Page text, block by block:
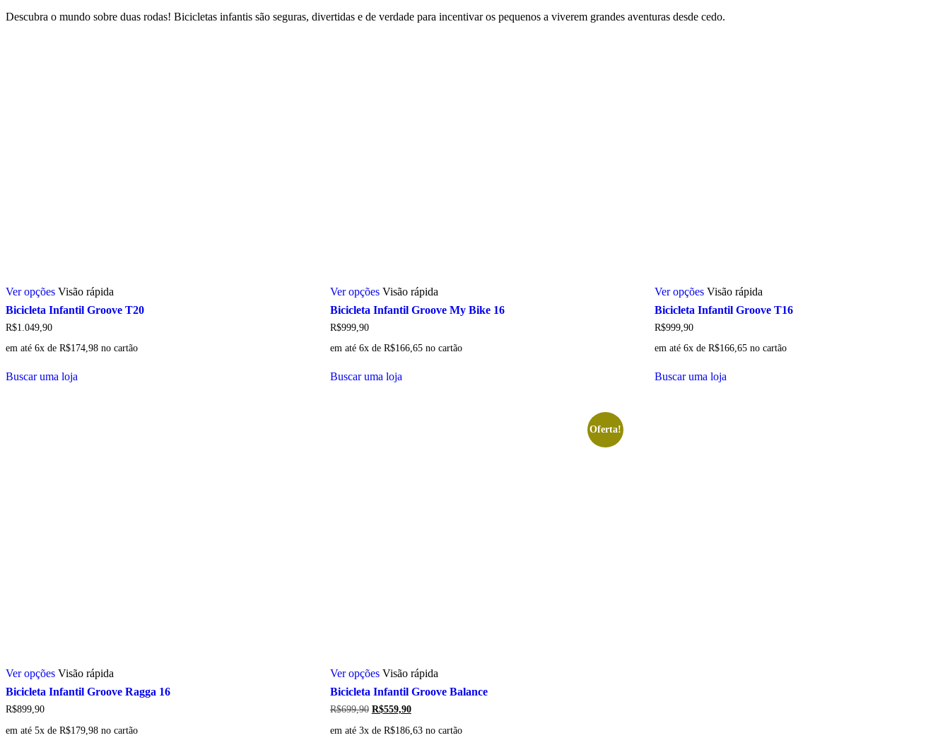
Descubra o mundo sobre duas rodas! Bicicletas infantis são seguras, divertidas e de verdade para incentivar os pequenos a viverem grandes aventuras desde cedo.
Ver opções produto
tem
várias
As
opções
ser
Visão rápida
Bicicleta Infantil Groove T20
R$1.049,90
em até 6x de R$174,98 no cartão
Buscar uma loja
Ver opções produto
tem
várias
As
opções
ser
Visão rápida
Bicicleta Infantil Groove My Bike 16
R$999,90
em até 6x de R$166,65 no cartão
Buscar uma loja
Ver opções produto
tem
várias
As
opções
ser
Visão rápida
Bicicleta Infantil Groove T16
R$999,90
em até 6x de R$166,65 no cartão
Buscar uma loja
Ver opções produto
tem
várias
As
opções
Visão rápida
Bicicleta Infantil Groove Ragga 16
R$899,90
em até 5x de R$179,98 no cartão
Oferta!
Ver opções produto
tem
várias
variantes.
As
opções
Visão rápida
Bicicleta Infantil Groove Balance
R$699,90 O
original
R$559,90O
atual
em até 3x de R$186,63 no cartão